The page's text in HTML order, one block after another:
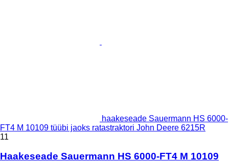
haakeseade Sauermann HS 6000-
FT4 M 10109 tüübi jaoks ratastraktori John Deere 6215R
11
Haakeseade Sauermann HS 6000-FT4 M 10109